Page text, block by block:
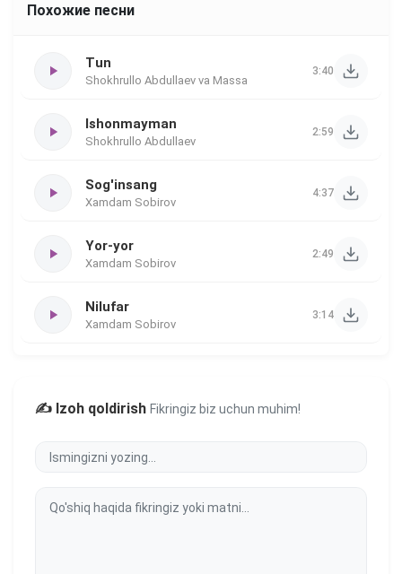
Похожие песни
Tun
Shokhrullo Abdullaev va Massa
3:40
Ishonmayman
Shokhrullo Abdullaev
2:59
Sog'insang
Xamdam Sobirov
4:37
Yor-yor
Xamdam Sobirov
2:49
Nilufar
Xamdam Sobirov
3:14
✍️ Izoh qoldirish Fikringiz biz uchun muhim!